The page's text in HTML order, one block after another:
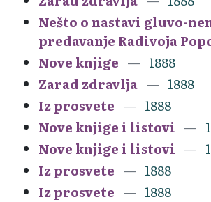
Nešto o nastavi gluvo-
predavanje Radivoja
Nove knjige
1888
Zarad zdravlja
1888
Iz prosvete
1888
Nove knjige i listovi
Nove knjige i listovi
Iz prosvete
1888
Iz prosvete
1888